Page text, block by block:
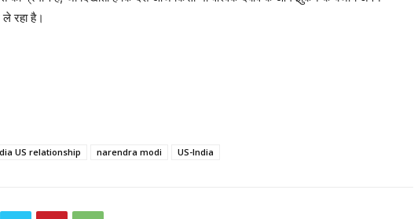
रहा है।
US relationship narendra modi US-India